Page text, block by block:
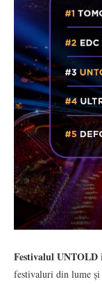
Festivalul UNTOLD
festivaluri din lume și